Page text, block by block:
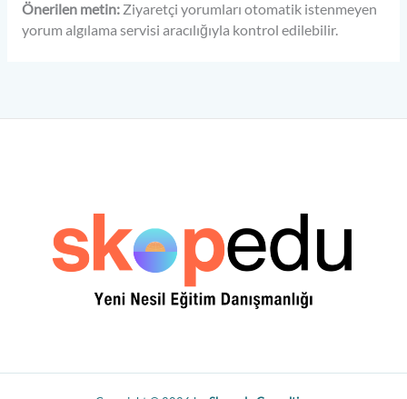
Önerilen metin: Ziyaretçi yorumları otomatik istenmeyen
yorum algılama servisi aracılığıyla kontrol edilebilir.